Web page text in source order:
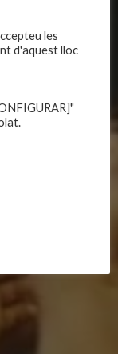
les
d'aquest lloc